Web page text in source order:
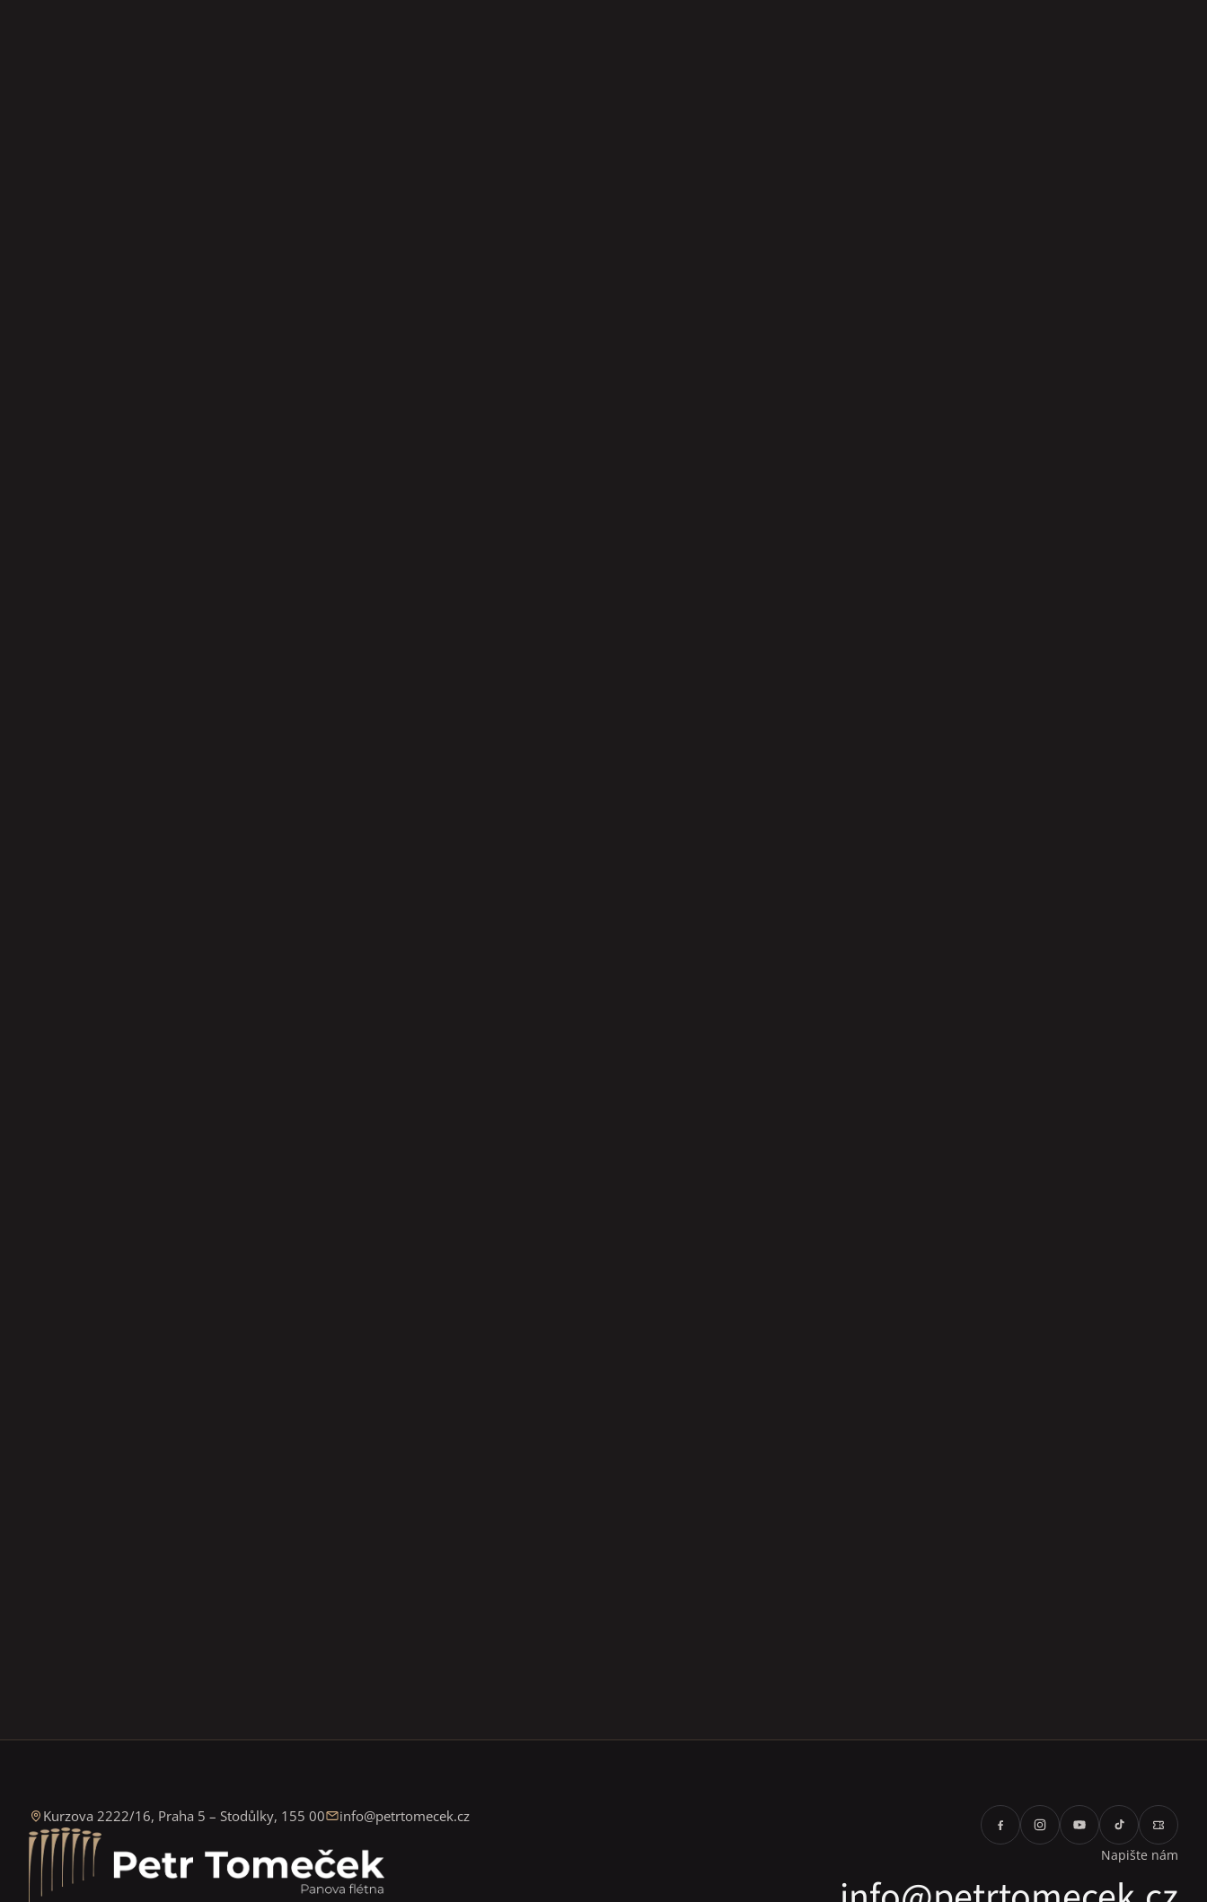
Kurzova 2222/16, Praha 5 – Stodůlky, 155 00 info@petrtomecek.cz
Napište nám